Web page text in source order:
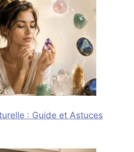
: Guide et Astuces